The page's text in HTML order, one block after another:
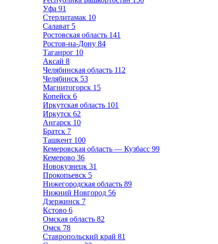
Уфа 91
Стерлитамак 10
Салават 5
Ростовская область 141
Ростов-на-Дону 84
Таганрог 10
Аксай 8
Челябинская область 112
Челябинск 53
Магнитогорск 15
Копейск 6
Иркутская область 101
Иркутск 62
Ангарск 10
Братск 7
Ташкент 100
Кемеровская область — Кузбасс 99
Кемерово 36
Новокузнецк 31
Прокопьевск 5
Нижегородская область 89
Нижний Новгород 56
Дзержинск 7
Кстово 6
Омская область 82
Омск 78
Ставропольский край 81